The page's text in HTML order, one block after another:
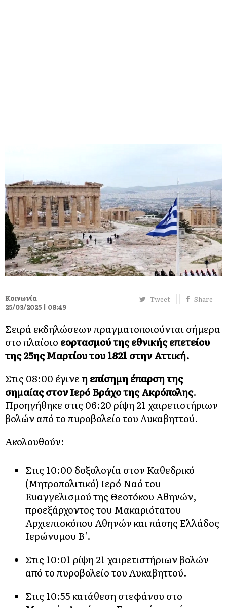
Tweet Share
Κοινωνία
25/03/2025 | 08:49
Σειρά εκδηλώσεων πραγματοποιούνται σήμερα
στο πλαίσιο εορτασμού της εθνικής επετείου
της 25ης Μαρτίου του 1821 στην Αττική.
Στις 08:00 έγινεη επίσημη έπαρση της
σημαίας στον Ιερό Βράχο της Ακρόπολης.
Προηγήθηκε στις 06:20 ρίψη 21 χαιρετιστήριων
βολών από το πυροβολείο του Λυκαβηττού.
Ακολουθούν:
Στις 10:00 δοξολογία στον Καθεδρικό
(Μητροπολιτικό) Ιερό Ναό του
Ευαγγελισμού της Θεοτόκου Αθηνών,
προεξάρχοντος του Μακαριότατου
Αρχιεπισκόπου Αθηνών και πάσης Ελλάδος
Ιερώνυμου Β’.
Στις 10:01 ρίψη 21 χαιρετιστήριων βολών
από το πυροβολείο του Λυκαβηττού.
Στις 10:55 κατάθεση στεφάνου στο